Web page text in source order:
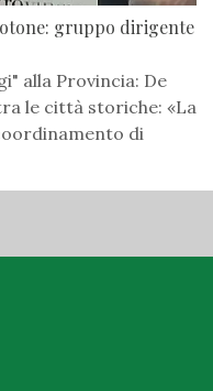
gruppo dirigente
alla Provincia: De
le città storiche: «La
di